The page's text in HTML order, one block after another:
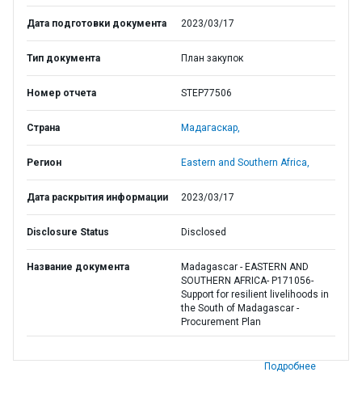
Дата подготовки документа 2023/03/17
Тип документа План закупок
Номер отчета STEP77506
Страна Мадагаскар,
Регион Eastern and Southern Africa,
Дата раскрытия информации 2023/03/17
Disclosure Status Disclosed
Название документа
Madagascar - EASTERN AND
SOUTHERN AFRICA- P171056-
Support for resilient livelihoods in
the South of Madagascar -
Procurement Plan
Подробнее